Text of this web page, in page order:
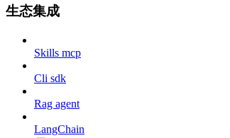
生态集成
Skills mcp
Cli sdk
Rag agent
LangChain